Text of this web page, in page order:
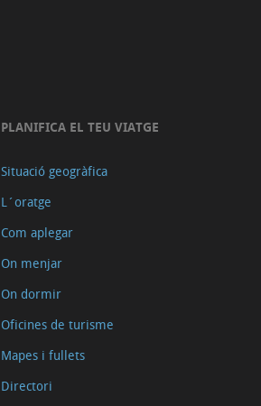
PLANIFICA EL TEU VIATGE
Situació geogràfica
L´oratge
Com aplegar
On menjar
On dormir
Oficines de turisme
Mapes i fullets
Directori